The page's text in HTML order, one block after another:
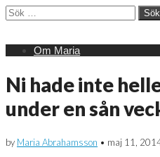
Sök
efter:
Main
Skip
Om Maria
Ni hade inte
under en sån
by Maria Abrahamsson • maj 11,